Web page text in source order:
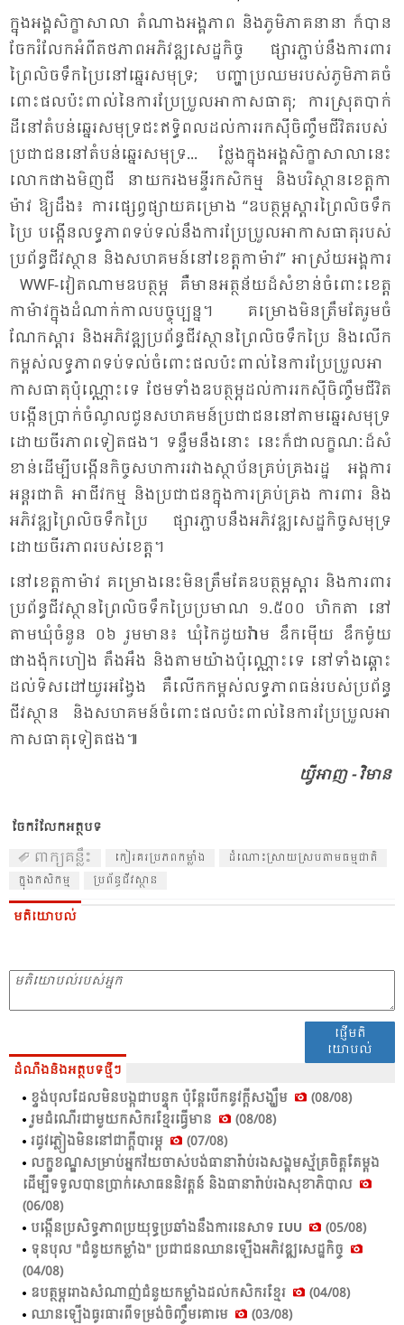
ក្នុង​អង្គ​សិក្ខា​សា​លា តំ​ណាង​អង្គ​ភាព និង​ភូមិ​ភាគ​នា​នា ក៏​បាន​
ចែក​រំ​លែក​អំ​ពី​តថ​ភាព​អភិវឌ្ឍ​សេដ្ឋ​កិច្ច ផ្សារ​ភ្ជាប់​នឹង​ការ​ពារ​
ព្រៃ​លិច​ទឹក​ប្រៃ​នៅ​ឆ្នេរ​សមុទ្រ; បញ្ហា​ប្រ​ឈម​របស់​ភូមិ​ភាគ​ចំ​
ពោះ​ផល​ប៉ះ​ពាល់​នៃ​ការ​ប្រែ​ប្រួល​អា​កាស​ធាតុ; ការ​ស្រុត​បាក់​
ដី​នៅ​តំ​បន់​ឆ្នេរ​សមុទ្រ​ជះ​ឥទ្ធិ​ពល​ដល់​ការ​រក​ស៊ី​ចិញ្ចឹម​ជី​វិត​របស់​
ប្រ​ជា​ជន​នៅ​តំ​បន់​ឆ្នេរ​សមុទ្រ​... ថ្លែង​ក្នុង​អង្គ​សិក្ខា​សា​លា​នេះ​
លោក​ផាង​មិញ​ជី នា​យក​រង​មន្ទីរ​កសិ​កម្ម និង​បរិ​ស្ថាន​ខេត្ត​កា​
ម៉ាវ ឱ្យ​ដឹង៖ ការ​ផ្សេព្វ​ផ្សាយ​គម្រោង “ឧបត្ថម្ភ​ស្តារ​ព្រៃ​លិច​ទឹក​
ប្រៃ បង្កើន​លទ្ធ​ភាព​ទប់​ទល់​នឹង​ការ​ប្រែ​ប្រួល​អា​កាស​ធាតុ​របស់​
ប្រ​ព័ន្ធ​ជីវ​ស្ថាន និង​សហ​គមន៍​នៅ​ខេត្ត​កា​ម៉ាវ” អា​ស្រ័យ​អង្គ​ការ​
WWF-វៀត​ណាម​ឧបត្ថម្ភ​ គឺ​មាន​អត្ថ​ន័យ​ដ៏​សំ​ខាន់​ចំ​ពោះ​ខេត្ត​
កា​ម៉ាវ​ក្នុង​ដំ​ណាក់​កាល​បច្ចុប្បន្ន។ គម្រោង​មិន​ត្រឹម​តែ​រួម​ចំ​
ណែក​ស្តារ និង​អភិ​វឌ្ឍ​ប្រ​ព័ន្ធ​ជីវ​ស្ថាន​ព្រៃ​លិច​ទឹក​ប្រៃ និង​លើក​
កម្ពស់​លទ្ធ​ភាព​ទប់​ទល់​ចំ​ពោះ​ផល​ប៉ះ​ពាល់​នៃ​ការ​ប្រែ​ប្រួល​អា​
កាស​ធាតុ​ប៉ុណ្ណោះ​ទេ ថែម​ទាំង​ឧបត្ថម្ភ​ដល់​ការ​រក​ស៊ី​ចិញ្ចឹម​ជី​វិត
បង្កើន​ប្រាក់​ចំ​ណូល​ជូន​សហ​គមន៍​ប្រ​ជា​ជន​នៅ​តាម​ឆ្នេរ​សមុទ្រ​
ដោយ​ចីរ​ភាព​ទៀត​ផង។ ទន្ទឹម​នឹង​នោះ នេះ​ក៏​ជា​លក្ខណៈ​ដ៏​សំ​
ខាន់​ដើម្បី​បង្កើន​កិច្ច​សហ​ការ​រវាង​ស្ថា​ប័ន​គ្រប់​គ្រង​រដ្ឋ អង្គ​ការ​
អន្តរ​ជាតិ អា​ជីវ​កម្ម និង​ប្រ​ជា​ជន​ក្នុង​ការ​គ្រប់​គ្រង ការ​ពារ និង​
អភិ​វឌ្ឍ​ព្រៃ​លិច​ទឹក​ប្រៃ ផ្សារ​ភ្ជាប​នឹង​អភិ​វឌ្ឍ​សេដ្ឋ​កិច្ច​សមុទ្រ​
ដោយ​ចីរ​ភាព​របស់​ខេត្ត។
នៅ​ខេត្ត​កា​ម៉ាវ គម្រោង​នេះ​មិន​ត្រឹម​តែ​ឧបត្ថម្ភ​ស្តារ និង​ការ​ពារ​
ប្រ​ព័ន្ធ​ជីវ​ស្ថាន​ព្រៃ​លិច​ទឹក​ប្រៃ​ប្រ​មាណ ១.៥០០ ហិក​តា​ នៅ​
តាម​ឃុំ​ចំ​នួន​ ០៦ រួម​មាន៖ ឃុំ​កៃ​ដូយ​វ៉ាម ឌឹក​ម៉ើយ ឌឹក​ម៉ូយ
ផាង​ង៉ុក​ហៀង តឹង​អឹង និង​តាម​យ៉ាង​ប៉ុណ្ណោះ​ទេ នៅ​ទាំង​ឆ្ពោះ​
ដល់​ទិស​ដៅ​យូរ​អង្វែង គឺ​លើក​កម្ពស់​លទ្ធ​ភាព​ធន់​របស់​ប្រ​ព័ន្ធ​
ជីវ​ស្ថាន និង​សហ​គមន៍​ចំ​ពោះ​ផល​ប៉ះ​ពាល់​នៃ​ការ​ប្រែ​ប្រួល​អា​
កាស​ធាតុ​ទៀត​ផង៕
យ្វី​អាញ - វិមាន​
ចែករំលែកអត្ថបទ
ពាក្យគន្លឹះ កៀរ​គរ​ប្រ​ភព​កម្លាំង
​​ដំ​ណោះ​ស្រាយ​ស្រប​តាម​ធម្ម​ជាតិ​
ក្នុង​កសិ​កម្ម​
​ប្រ​ព័ន្ធ​ជីវ​ស្ថាន​
មតិយោបល់
ផ្ញើមតិ
យោបល់
ដំណឹងនិងអត្ថបទថ្មីៗ
ខ្ទង់​បុល​ដែល​មិន​បង្ក​ជា​បន្ទុក​ ប៉ុន្តែ​បើក​នូវ​ក្តី​សង្ឃឹម​
(08/08)
រួម​ដំ​ណើរ​ជា​មួយ​កសិ​ករ​ខ្មែរ​ធ្វើ​មាន​
(08/08)
រដូវ​ភ្លៀង​មិន​នៅ​ជា​ក្តី​បា​រម្ភ​
(07/08)
លក្ខ​ខណ្ឌ​សម្រាប់​អ្នក​វ័យ​ចាស់​បង់​ធា​នា​រ៉ាប់​រង​សង្គម​ស្ម័គ្រ​ចិត្ត​តែ​ម្តង
ដើម្បី​ទទួល​បាន​ប្រាក់​សោ​ធន​និវត្តន៍ និង​ធា​នា​រ៉ាប់​រង​សុខា​ភិបាល​
(06/08)
បង្កើន​ប្រ​សិទ្ធ​ភាព​ប្រ​យុទ្ធ​ប្រ​ឆាំង​នឹង​ការ​នេសាទ​ IUU
(05/08)
ទុនបុល "ជំនួយកម្លាំង" ប្រជាជនឈានឡើងអភិវឌ្ឍសេដ្ឋកិច្ច
(04/08)
ឧបត្ថម្ភរោងសំណាញ់ជំនួយកម្លាំងដល់កសិករខ្មែរ
(04/08)
ឈាន​ឡើង​ធូរ​ធារ​ពី​ទម្រង់​ចិញ្ចឹម​គោ​មេ​
(03/08)